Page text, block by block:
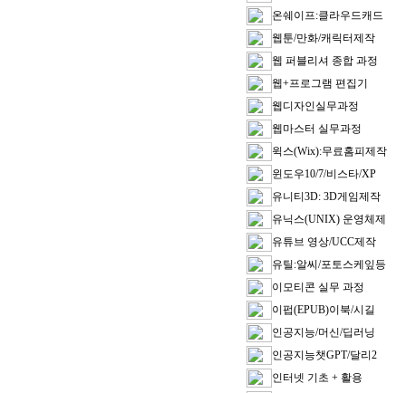
온쉐이프:클라우드캐드
웹툰/만화/캐릭터제작
웹 퍼블리셔 종합 과정
웹+프로그램 편집기
웹디자인실무과정
웹마스터 실무과정
윅스(Wix):무료홈피제작
윈도우10/7/비스타/XP
유니티3D: 3D게임제작
유닉스(UNIX) 운영체제
유튜브 영상/UCC제작
유틸:알씨/포토스케잎등
이모티콘 실무 과정
이펍(EPUB)이북/시길
인공지능/머신/딥러닝
인공지능챗GPT/달리2
인터넷 기초 + 활용